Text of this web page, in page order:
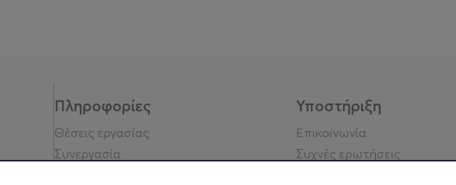
Πληροφορίες
Θέσεις εργασίας
Συνεργασία
Υποστήριξη
Επικοινωνία
Συχνές ερωτήσεις